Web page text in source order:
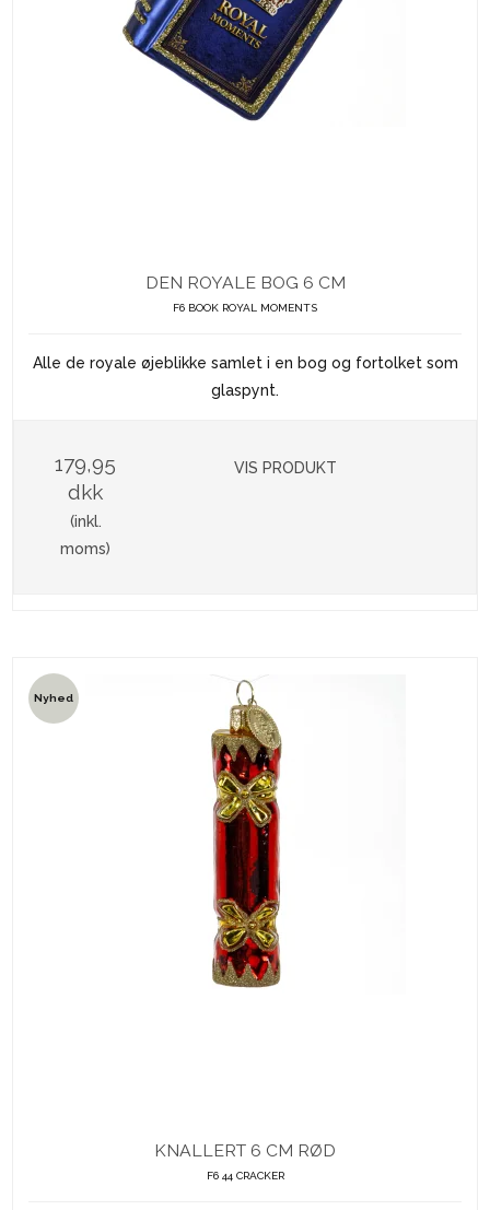
DEN ROYALE BOG 6 CM
F6 BOOK ROYAL MOMENTS
Alle de royale øjeblikke samlet i en bog og fortolket som
glaspynt.
179,95
dkk
(inkl.
moms)
VIS PRODUKT
Nyhed
KNALLERT 6 CM RØD
F6 44 CRACKER